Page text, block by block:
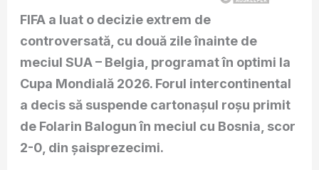
FIFA a luat o decizie extrem de
controversată, cu două zile înainte de
meciul SUA – Belgia, programat în optimi la
Cupa Mondială 2026. Forul intercontinental
a decis să suspende cartonașul roșu primit
de Folarin Balogun în meciul cu Bosnia, scor
2-0, din șaisprezecimi.